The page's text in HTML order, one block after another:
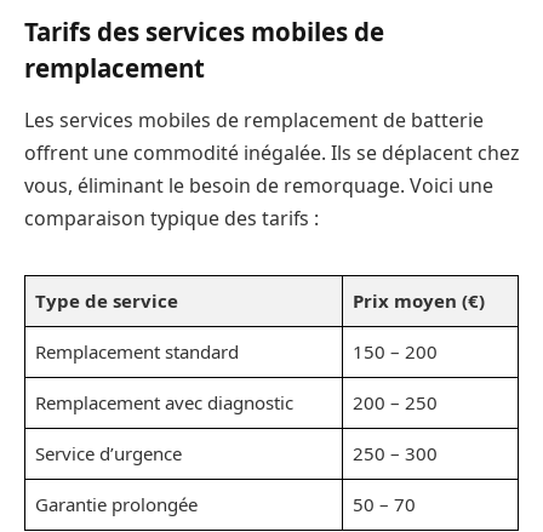
Tarifs des services mobiles de
remplacement
Les services mobiles de remplacement de batterie
offrent une commodité inégalée. Ils se déplacent chez
vous, éliminant le besoin de remorquage. Voici une
comparaison typique des tarifs :
Type de service Prix moyen (€)
Remplacement standard 150 – 200
Remplacement avec diagnostic 200 – 250
Service d’urgence 250 – 300
Garantie prolongée 50 – 70